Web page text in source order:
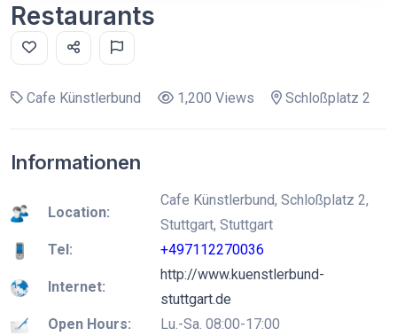
Restaurants
Cafe Künstlerbund 1,200 Views Schloßplatz 2
Informationen
Location:
Cafe Künstlerbund, Schloßplatz 2,
Stuttgart, Stuttgart
Tel:
+497112270036
Internet:
http://www.kuenstlerbund-
stuttgart.de
Open Hours:
Lu.-Sa. 08:00-17:00